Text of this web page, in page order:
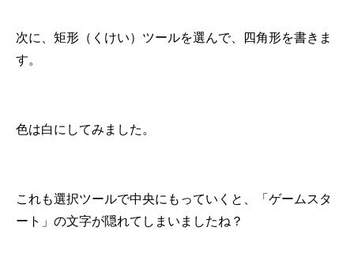
次に、矩形（くけい）ツールを選んで、四角形を書きま
す。
色は白にしてみました。
これも選択ツールで中央にもっていくと、「ゲームスタ
ート」の文字が隠れてしまいましたね？